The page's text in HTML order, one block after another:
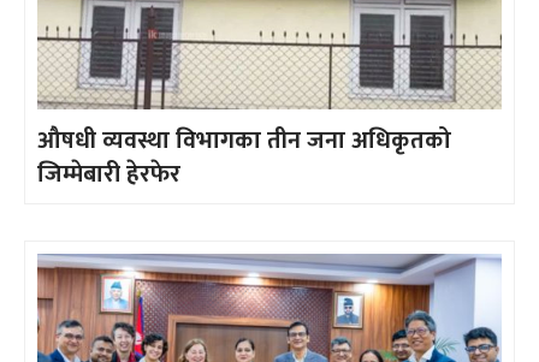
औषधी व्यवस्था विभागका तीन जना अधिकृतको
जिम्मेबारी हेरफेर